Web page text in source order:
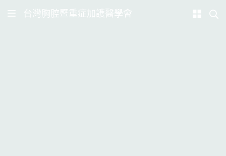
台灣胸腔暨重症加護醫學會